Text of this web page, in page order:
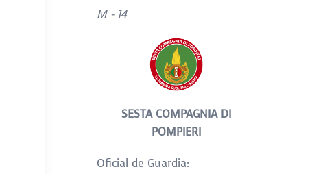
M - 14
SESTA COMPAGNIA DI
POMPIERI
Oficial de Guardia: